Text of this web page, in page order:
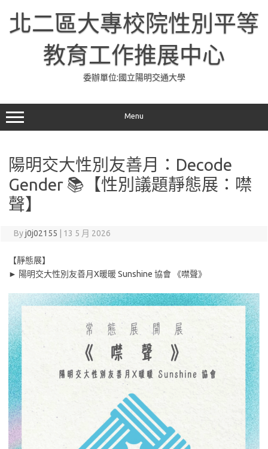
content
北二區大專校院性別平等
教育工作推展中心
委辦單位:國立陽明交通大學
Menu
陽明交大性別友善月：Decode
Gender 📚【性別議題靜態展：噤
聲】
Byj0j02155 13 5 月 2026
【靜態展】
► 陽明交大性別友善月X暖暖 Sunshine 協會 《噤聲》